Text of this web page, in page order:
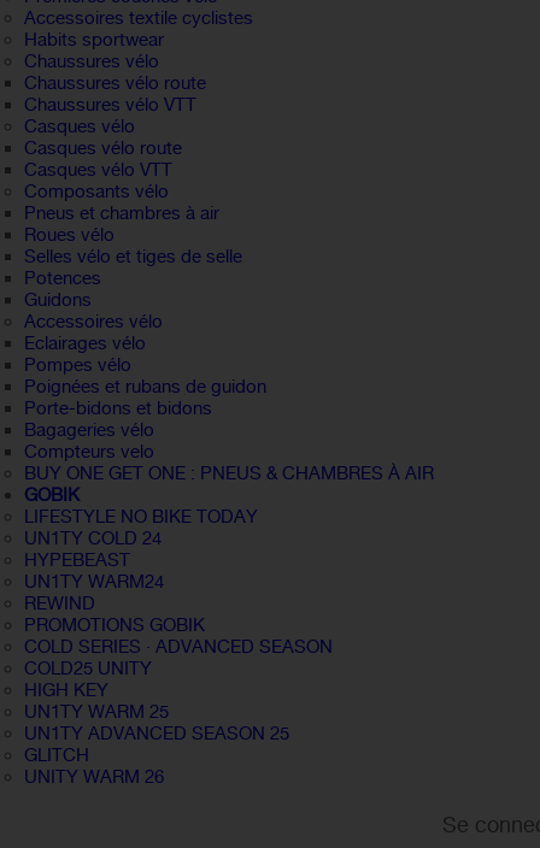
Accessoires textile cyclistes
Habits sportwear
Chaussures vélo
Chaussures vélo route
Chaussures vélo VTT
Casques vélo
Casques vélo route
Casques vélo VTT
Composants vélo
Pneus et chambres à air
Roues vélo
Selles vélo et tiges de selle
Potences
Guidons
Accessoires vélo
Eclairages vélo
Pompes vélo
Poignées et rubans de guidon
Porte-bidons et bidons
Bagageries vélo
Compteurs velo
BUY ONE GET ONE : PNEUS & CHAMBRES À AIR
GOBIK
LIFESTYLE NO BIKE TODAY
UN1TY COLD 24
HYPEBEAST
UN1TY WARM24
REWIND
PROMOTIONS GOBIK
COLD SERIES · ADVANCED SEASON
COLD25 UNITY
HIGH KEY
UN1TY WARM 25
UN1TY ADVANCED SEASON 25
GLITCH
UNITY WARM 26
Se